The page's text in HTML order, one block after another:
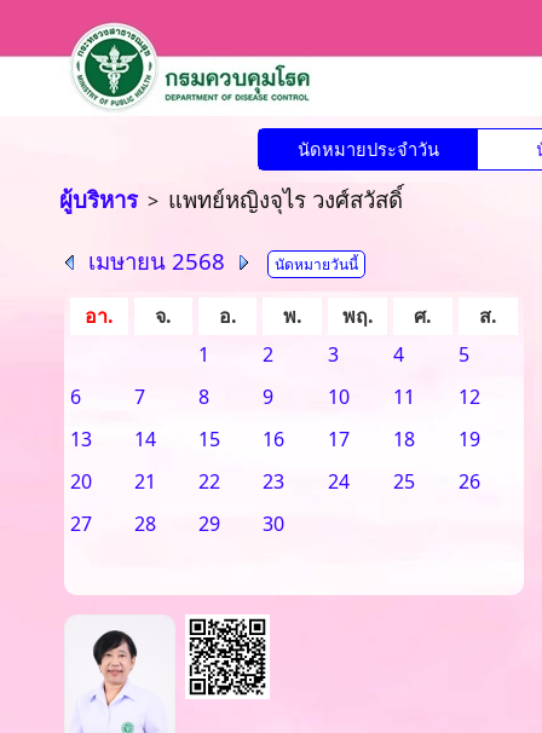
นัดหมายประจำวัน
ผู้บริหาร> แพทย์หญิงจุไร วงศ์สวัสดิ์
เมษายน 2568 นัดหมายวันนี้
อา. จ. อ. พ. พฤ. ศ.
ส.
1
2 3 4
5
6
7 8 9 10 11
12
13
14 15 16 17 18
19
20
21 22 23 24 25
26
27
28 29 30